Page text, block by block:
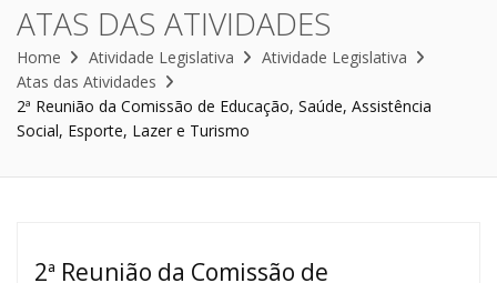
ATAS DAS ATIVIDADES
Home Atividade Legislativa
Atividade Legislativa
Atas das Atividades
2ª Reunião da Comissão de Educação, Saúde, Assistência
Social, Esporte, Lazer e Turismo
2ª Reunião da Comissão de